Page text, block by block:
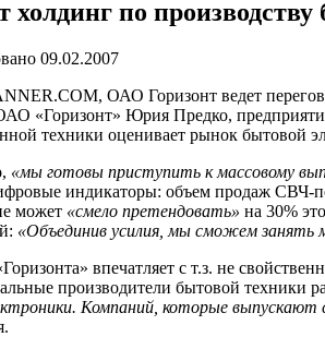
холдинг по
09.02.2007
ОАО Горизонт ведет
«Горизонт» Юрия Предко,
техники оценивает рынок бытовой
, «мы готовы приступить к массовому
индикаторы: объем продаж СВЧ-
может «смело претендовать» на 30%
«Объединив усилия, мы сможем занять
впечатляет с т.з. не
производители бытовой техники
Компаний, которые выпускают